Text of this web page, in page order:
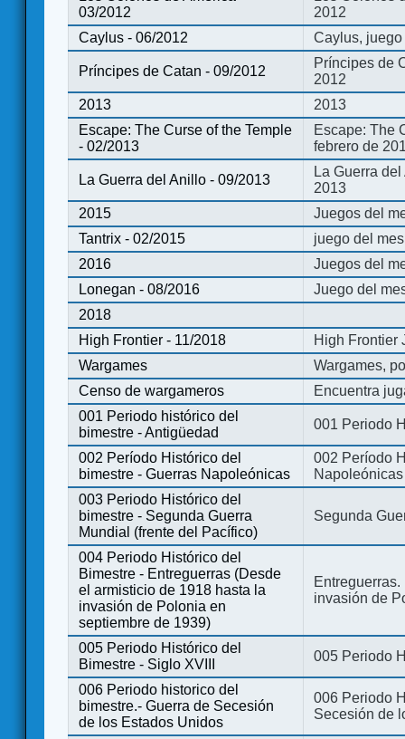
03/2012
2012
Caylus - 06/2012
Caylus,
Príncipes de Catan - 09/2012
Príncipes de
2012
2013
2013
Escape: The Curse of the Temple
- 02/2013
Escape: The
febrero de
La Guerra del Anillo - 09/2013
La Guerra
2013
2015
Juegos del
Tantrix - 02/2015
juego del
2016
Juegos del
Lonegan - 08/2016
Juego del
2018
High Frontier - 11/2018
High Frontier
Wargames
Wargames,
Censo de wargameros
Encuentra
001 Periodo histórico del
bimestre - Antigüedad
001 Periodo
002 Período Histórico del
bimestre - Guerras Napoleónicas
002 Período
Napoleónicas
003 Periodo Histórico del
bimestre - Segunda Guerra
Mundial (frente del Pacífico)
Segunda
004 Periodo Histórico del
Bimestre - Entreguerras (Desde
el armisticio de 1918 hasta la
invasión de Polonia en
septiembre de 1939)
invasión de
005 Periodo Histórico del
Bimestre - Siglo XVIII
005 Periodo
006 Periodo historico del
bimestre.- Guerra de Secesión
de los Estados Unidos
006 Periodo
Secesión de